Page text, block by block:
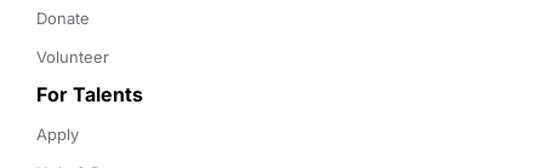
Donate
Volunteer
For Talents
Apply